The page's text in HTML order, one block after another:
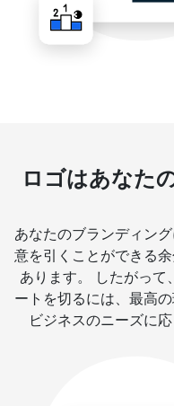
ロゴはあなた
あなたのブランディン
意を引くことができる
あります。 したがって
ートを切るには、最高
ビジネスのニーズに